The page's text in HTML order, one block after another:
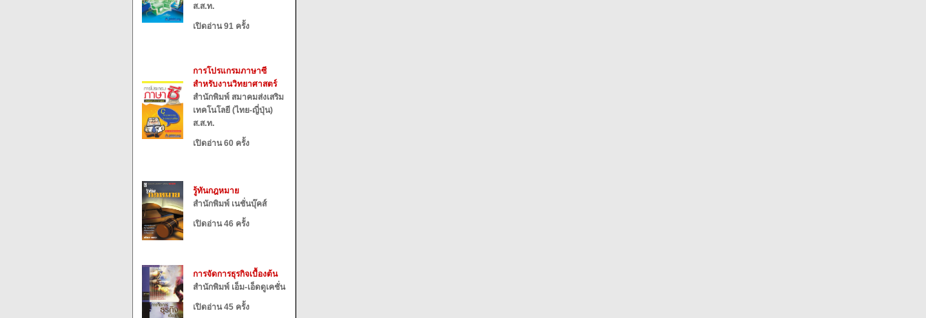
ส.ส.ท.
เปิดอ่าน 91 ครั้ง
การโปรแกรมภาษาซี
สำหรับงานวิทยาศาสตร์
สำนักพิมพ์ สมาคมส่งเสริม
เทคโนโลยี (ไทย-ญี่ปุ่น)
ส.ส.ท.
เปิดอ่าน 60 ครั้ง
รู้ทันกฎหมาย
สำนักพิมพ์ เนชั่นบุ๊คส์
เปิดอ่าน 46 ครั้ง
การจัดการธุรกิจเบื้องต้น
สำนักพิมพ์ เอ็ม-เอ็ดดูเคชั่น
เปิดอ่าน 45 ครั้ง